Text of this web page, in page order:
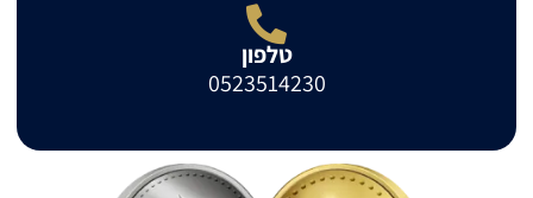
טלפון
0523514230